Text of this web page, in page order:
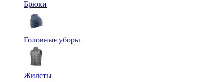
Брюки
Головные уборы
Жилеты